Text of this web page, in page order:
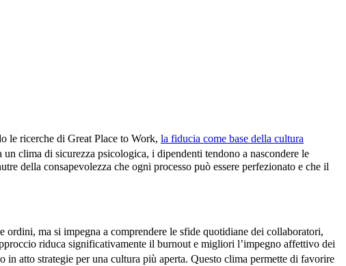
le ricerche di Great Place to Work, la fiducia come base della cultura
un clima di sicurezza psicologica, i dipendenti tendono a nascondere le
della consapevolezza che ogni processo può essere perfezionato e che il
ma si impegna a comprendere le sfide quotidiane dei collaboratori,
riduca significativamente il burnout e migliori l’impegno affettivo dei
atto strategie per una cultura più aperta. Questo clima permette di favorire